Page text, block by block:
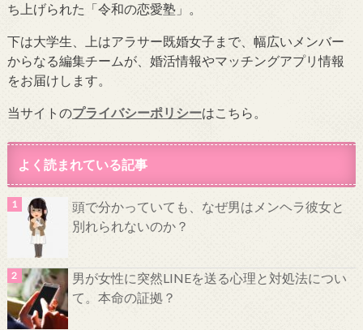
ち上げられた「令和の恋愛塾」。
下は大学生、上はアラサー既婚女子まで、幅広いメンバー
からなる編集チームが、婚活情報やマッチングアプリ情報
をお届けします。
当サイトのプライバシーポリシーはこちら。
よく読まれている記事
頭で分かっていても、なぜ男はメンヘラ彼女と
別れられないのか？
男が女性に突然LINEを送る心理と対処法につい
て。本命の証拠？